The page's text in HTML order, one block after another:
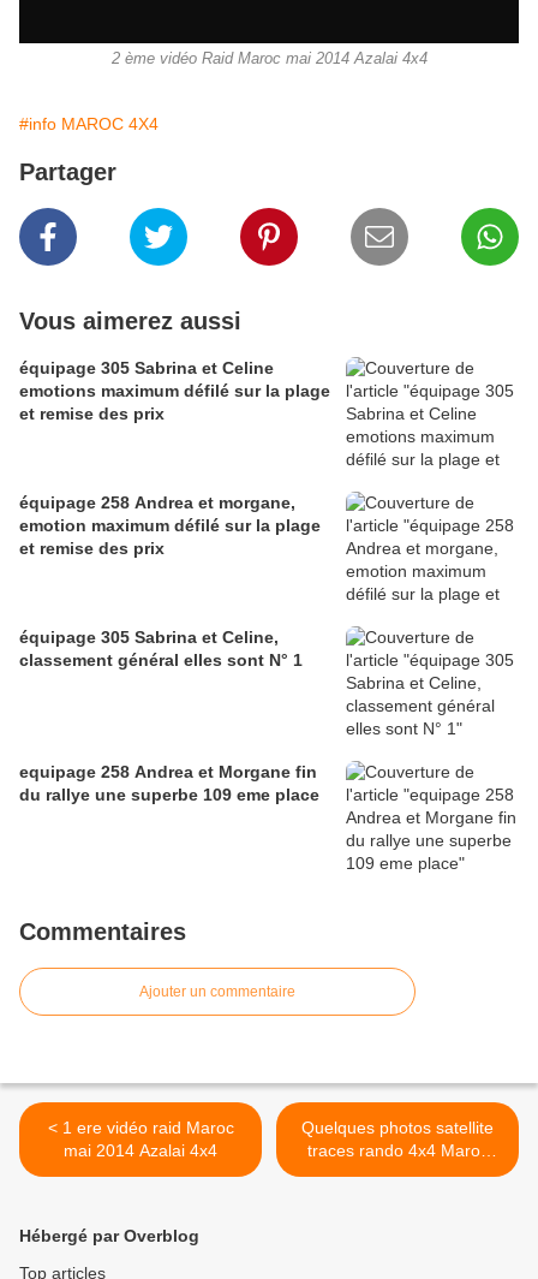
2 ème vidéo Raid Maroc mai 2014 Azalai 4x4
#info MAROC 4X4
Partager
Vous aimerez aussi
équipage 305 Sabrina et Celine
emotions maximum défilé sur la plage
et remise des prix
équipage 258 Andrea et morgane,
emotion maximum défilé sur la plage
et remise des prix
équipage 305 Sabrina et Celine,
classement général elles sont N° 1
equipage 258 Andrea et Morgane fin
du rallye une superbe 109 eme place
Commentaires
Ajouter un commentaire
< 1 ere vidéo raid Maroc
mai 2014 Azalai 4x4
Quelques photos satellite
traces rando 4x4 Maroc
2014 >
Hébergé par Overblog
Top articles